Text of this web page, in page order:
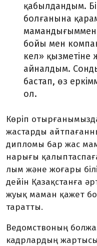
қабылдандым.
болға­нына
бойы мен
кел» қызметіне
айналдым.
бастап, өз
ол.
Көріп
жастарды
дипломы бар жас
нарығы
лым және жоғары
дейін Қа­зақ­станға
жуық маман қажет
таратты.
Ведомствоның
кадрлардың